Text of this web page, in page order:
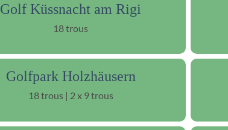
Golf Küssnacht am Rigi
18 trous
Golfpark Holzhäusern
18 trous | 2 x 9 trous